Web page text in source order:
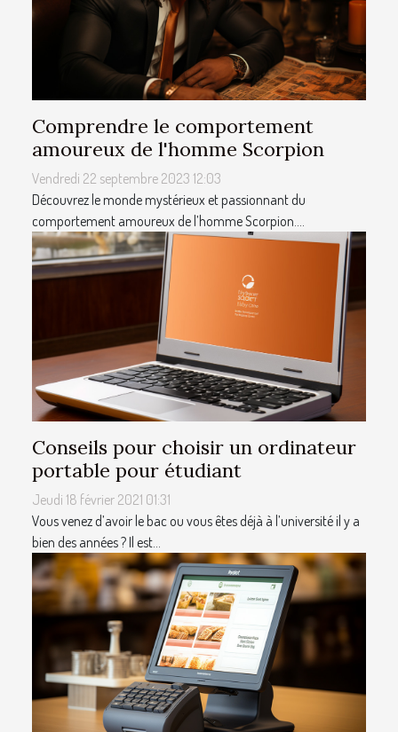
Comprendre le comportement
amoureux de l'homme Scorpion
Vendredi 22 septembre 2023 12:03
Découvrez le monde mystérieux et passionnant du
comportement amoureux de l’homme Scorpion....
Conseils pour choisir un ordinateur
portable pour étudiant
Jeudi 18 février 2021 01:31
Vous venez d’avoir le bac ou vous êtes déjà à l’université il y a
bien des années ? Il est...